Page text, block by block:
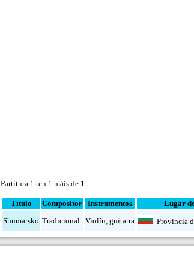
Partitura 1 ten 1 máis de 1
Título Compositor Instrumentos Lugar
Shumarsko Tradicional Violín ,guitarra Provincia